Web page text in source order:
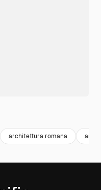
architettura romana